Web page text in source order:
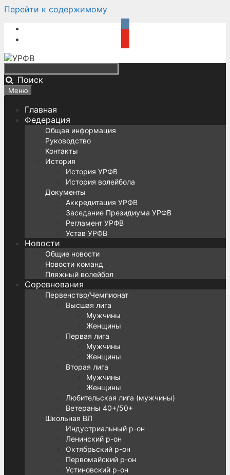
Перейти к содержимому
Поиск
Меню
Главная
Федерация
Общая информация
Руководство
Контакты
История
История УРФВ
История волейбола
Документы
Аккредитация УРФВ
Заседание Президиума УРФВ
Регламент УРФВ
Устав УРФВ
Новости
Общие новости
Новости команд
Пляжный волейбол
Соревнования
Первенство/Чемпионат
Высшая лига
Мужчины
Женщины
Первая лига
Мужчины
Женщины
Вторая лига
Мужчины
Женщины
Любительская лига (мужчины)
Ветераны 40+/50+
Школьная ВЛ
Индустриальный р-он
Ленинский р-он
Октябрьский р-он
Первомайский р-он
Устиновский р-он